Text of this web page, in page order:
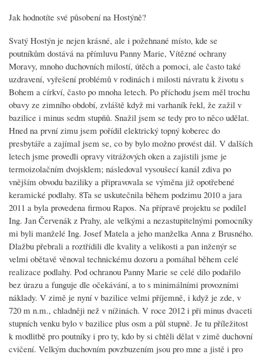
Jak hodnotíte své působení na Hostýně?
Svatý Hostýn je nejen krásné, ale i požehnané místo, kde se
poutníkům dostává na přímluvu Panny Marie, Vítězné ochrany
Moravy, mnoho duchovních milostí, útěch a pomoci, ale často také
uzdravení, vyřešení problémů v rodinách i milosti návratu k životu s
Bohem a církví, často po mnoha letech. Po příchodu jsem měl trochu
obavy ze zimního období, zvláště když mi varhaník řekl, že zažil v
bazilice i minus sedm stupňů. Snažil jsem se tedy pro to něco udělat.
Hned na první zimu jsem pořídil elektrický topný koberec do
presbytáře a zajímal jsem se, co by bylo možno provést dál. V dalších
letech jsme provedli opravy vitrážových oken a zajistili jsme je
termoizolačním dvojsklem; následoval vysoušecí kanál zdiva po
vnějším obvodu baziliky a připravovala se výměna již opotřebené
keramické podlahy. 8Ta se uskutečnila během podzimu 2010 a jara
2011 a byla provedena firmou Rapos. Na přípravě projektu se podílel
Ing. Jan Červenák z Prahy, ale velkými a nezastupitelnými pomocníky
mi byli manželé Ing. Josef Matela a jeho manželka Anna z Brusného.
Dlažbu přebrali a roztřídili dle kvality a velikosti a pan inženýr se
velmi obětavě věnoval technickému dozoru a pomáhal během celé
realizace podlahy. Pod ochranou Panny Marie se celé dílo podařilo
bez úrazu a funguje dle očekávání, a to s minimálními provozními
náklady. V zimě je nyní v bazilice velmi příjemně, i když je zde, v
720 m n.m., chladněji než v nížinách. V roce 2012 i při minus dvaceti
stupních venku bylo v bazilice plus osm a půl stupně. Je tu příležitost
k modlitbě pro poutníky i pro ty, kdo by si chtěli dělat v zimě duchovní
cvičení. Velkým duchovním povzbuzením jsou pro mne a jistě i pro